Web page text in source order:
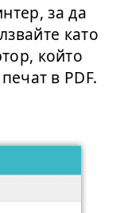
за да
като
който
в PDF.